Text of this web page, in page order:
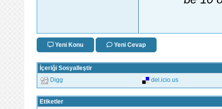
Yeni Konu Yeni Cevap
İçeriği Sosyalleştir
Digg del.icio.us
Etiketler